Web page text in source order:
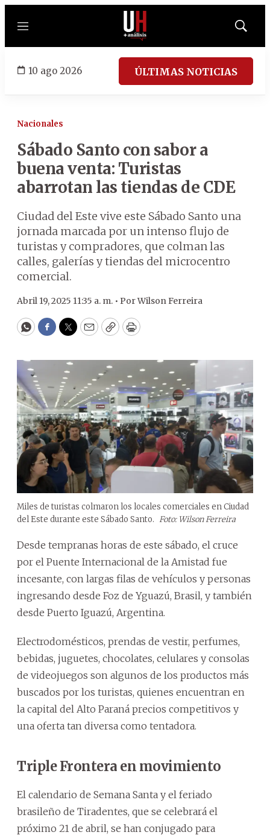
Menú
Mostrar
10 ago 2026 ÚLTIMAS NOTICIAS
Nacionales
Sábado Santo con sabor a
buena venta: Turistas
abarrotan las tiendas de CDE
Ciudad del Este vive este Sábado Santo una
jornada marcada por un intenso flujo de
turistas y compradores, que colman las
calles, galerías y tiendas del microcentro
comercial.
Abril 19, 2025 11:35 a. m. • PorWilson Ferreira
WhatsApp
Facebook
Twitter
EmailCopyPrint
Miles de turistas colmaron los locales comerciales en Ciudad
del Este durante este Sábado Santo. Foto: Wilson Ferreira
Desde tempranas horas de este sábado, el cruce
por el Puente Internacional de la Amistad fue
incesante, con largas filas de vehículos y personas
ingresando desde Foz de Yguazú, Brasil, y también
desde Puerto Iguazú, Argentina.
Electrodomésticos, prendas de vestir, perfumes,
bebidas, juguetes, chocolates, celulares y consolas
de videojuegos son algunos de los productos más
buscados por los turistas, quienes encuentran en
la capital del Alto Paraná precios competitivos y
una oferta tan diversa como tentadora.
Triple Frontera en movimiento
El calendario de Semana Santa y el feriado
brasileño de Tiradentes, que se celebrará el
próximo 21 de abril, se han conjugado para